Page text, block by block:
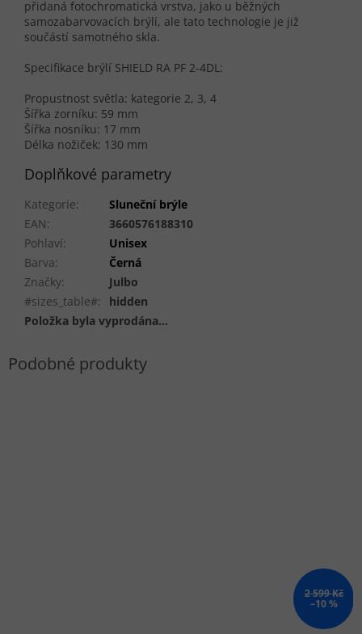
přidaná fotochromatická vrstva, jako u běžných
samozabarvovacích brýlí, ale tato technologie je již
součástí samotného skla.
Specifikace brýlí SHIELD RA PF 2-4DL:
Propustnost světla: kategorie 2, 3, 4
Šířka zorníku: 59 mm
Šířka nosníku: 17 mm
Délka nožiček: 130 mm
Doplňkové parametry
Kategorie:
Sluneční brýle
EAN:
3660576188310
Pohlaví:
Unisex
Barva:
Černá
Značky:
Julbo
#sizes_table#:
hidden
Položka byla vyprodána…
2 599 Kč
–10 %